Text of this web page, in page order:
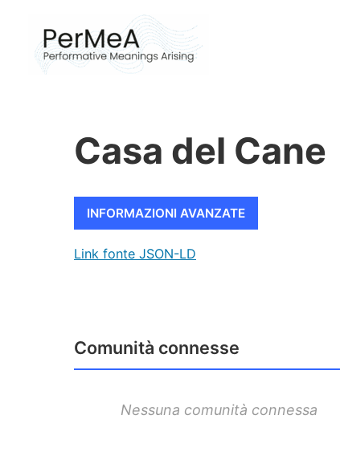
contenuto
Casa del Cane
INFORMAZIONI AVANZATE
Link fonte JSON-LD
Comunità connesse
Nessuna comunità connessa